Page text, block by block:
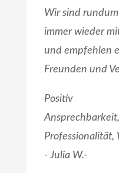
Wir sind
immer wieder
und empfehlen
Freunden und
Positiv
Professionalität,
- Julia W.-